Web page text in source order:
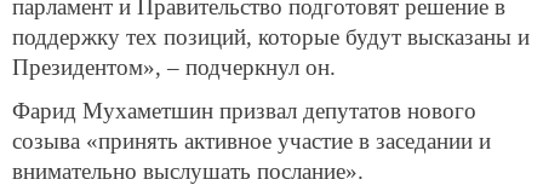
парламент и Правительство подготовят решение в
поддержку тех позиций, которые будут высказаны и
Президентом», – подчеркнул он.
Фарид Мухаметшин призвал депутатов нового
созыва «принять активное участие в заседании и
внимательно выслушать послание».